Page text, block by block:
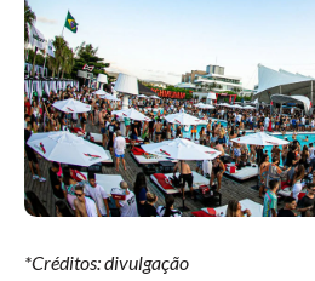
*Créditos: divulgação